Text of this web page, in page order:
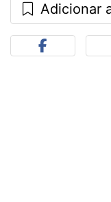
Adicionar